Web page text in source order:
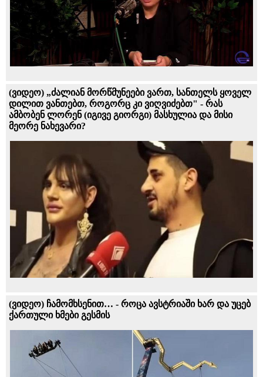
(ვიდეო) „ძალიან მორწმუნეები ვართ, სანთელს ყოველ
დილით ვანთებთ, როგორც კი ვიღვიძებთ" - რას
ამბობენ ლორენ (იგივე გიორგი) მასხულია და მისი
მეორე ნახევარი?
(ვიდეო) ჩამომხსენით… - როცა ავსტრიაში ხარ და უცებ
ქართული ხმები გესმის